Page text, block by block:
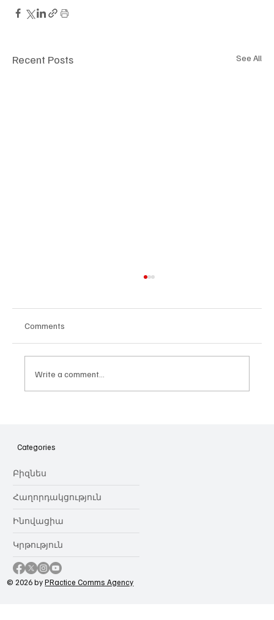
Recent Posts See All
նվիրում որոշում
Comments
Write a comment...
Categories
Բիզնես
Հաղորդակցություն
Ինովացիա
Կրթություն
© 2026 byPRactice Comms Agency